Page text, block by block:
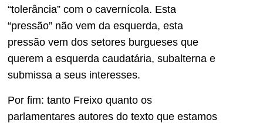
“tolerância” com o cavernícola. Esta
“pressão” não vem da esquerda, esta
pressão vem dos setores burgueses que
querem a esquerda caudatária, subalterna e
submissa a seus interesses.
Por fim: tanto Freixo quanto os
parlamentares autores do texto que estamos